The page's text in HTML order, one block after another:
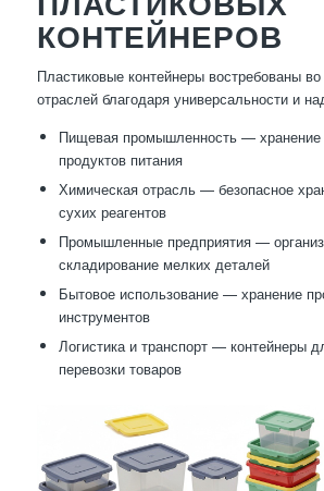
КОНТЕЙНЕРОВ
Пластиковые контейнеры востребованы
отраслей благодаря универсальности и
Пищевая промышленность — хранение
продуктов питания
Химическая отрасль — безопасное
сухих реагентов
Промышленные предприятия —
складирование мелких деталей
Бытовое использование — хранение
инструментов
Логистика и транспорт — контейнеры
перевозки товаров